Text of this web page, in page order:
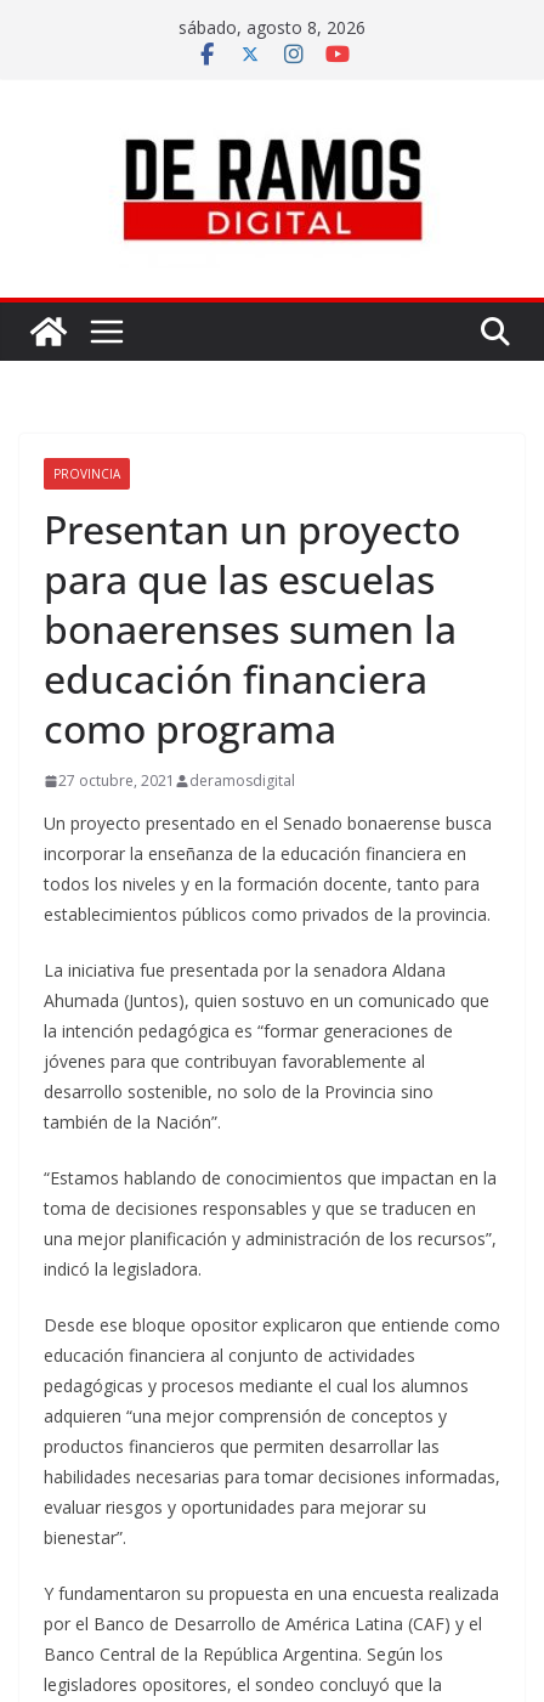
sábado, agosto 8, 2026
PROVINCIA
Presentan un proyecto
para que las escuelas
bonaerenses sumen la
educación financiera
como programa
27 octubre, 2021 deramosdigital
Un proyecto presentado en el Senado bonaerense busca
incorporar la enseñanza de la educación financiera en
todos los niveles y en la formación docente, tanto para
establecimientos públicos como privados de la provincia.
La iniciativa fue presentada por la senadora Aldana
Ahumada (Juntos), quien sostuvo en un comunicado que
la intención pedagógica es “formar generaciones de
jóvenes para que contribuyan favorablemente al
desarrollo sostenible, no solo de la Provincia sino
también de la Nación”.
“Estamos hablando de conocimientos que impactan en la
toma de decisiones responsables y que se traducen en
una mejor planificación y administración de los recursos”,
indicó la legisladora.
Desde ese bloque opositor explicaron que entiende como
educación financiera al conjunto de actividades
pedagógicas y procesos mediante el cual los alumnos
adquieren “una mejor comprensión de conceptos y
productos financieros que permiten desarrollar las
habilidades necesarias para tomar decisiones informadas,
evaluar riesgos y oportunidades para mejorar su
bienestar”.
Y fundamentaron su propuesta en una encuesta realizada
por el Banco de Desarrollo de América Latina (CAF) y el
Banco Central de la República Argentina. Según los
legisladores opositores, el sondeo concluyó que la